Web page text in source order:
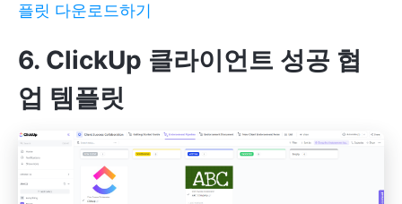
플릿 다운로드하기
6. ClickUp 클라이언트 성공 협
업 템플릿